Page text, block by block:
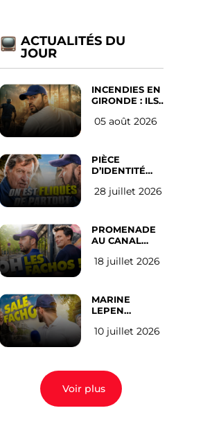
ACTUALITÉS DU
JOUR
INCENDIES EN
GIRONDE : ILS
D’ABANDONNER
05 août 2026
PIÈCE
D’IDENTITÉ
SUR LES
l’avis des
Français
28 juillet 2026
PROMENADE
AU CANAL
(les gauchistes
18 juillet 2026
MARINE
LEPEN
EN 2027 : l’avis
10 juillet 2026
Voir plus